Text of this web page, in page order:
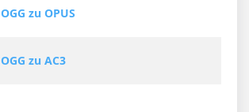
OGG zu OPUS
OGG zu AC3